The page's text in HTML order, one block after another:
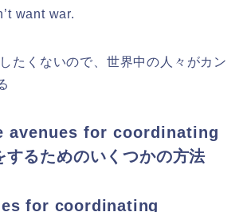
want war.
たくないので、世界中の人々がカン
avenues for coordinating
するためのいくつかの方法
for coordinating